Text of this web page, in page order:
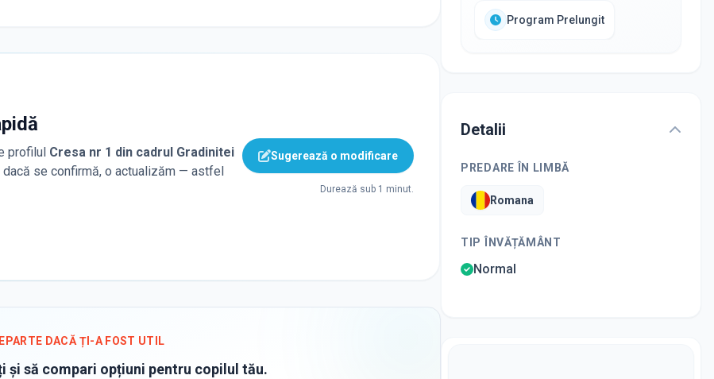
profilul Cresa nr 1 din cadrul Gradinitei
se confirmă, o actualizăm — astfel
Sugerează o modificare
Durează sub 1 minut.
DACĂ ȚI-A FOST UTIL
și să compari opțiuni pentru copilul tău.
Program Prelungit
Detalii
PREDARE ÎN LIMBĂ
Romana
TIP ÎNVĂȚĂMÂNT
Normal